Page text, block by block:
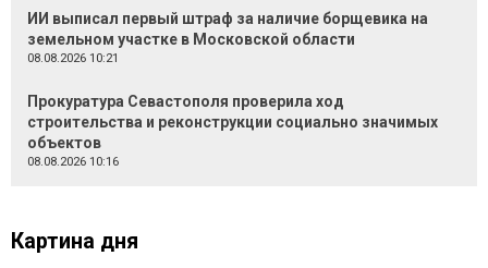
ИИ выписал первый штраф за наличие борщевика на
земельном участке в Московской области
08.08.2026 10:21
Прокуратура Севастополя проверила ход
строительства и реконструкции социально значимых
объектов
08.08.2026 10:16
Картина дня